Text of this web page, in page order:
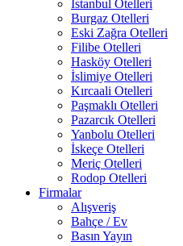
İstanbul Otelleri
Burgaz Otelleri
Eski Zağra Otelleri
Filibe Otelleri
Hasköy Otelleri
İslimiye Otelleri
Kırcaali Otelleri
Paşmaklı Otelleri
Pazarcık Otelleri
Yanbolu Otelleri
İskeçe Otelleri
Meriç Otelleri
Rodop Otelleri
Firmalar
Alışveriş
Bahçe / Ev
Basın Yayın